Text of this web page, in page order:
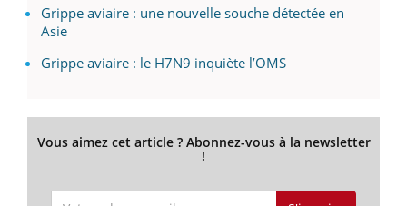
Grippe aviaire : une nouvelle souche détectée en
Asie
Grippe aviaire : le H7N9 inquiète l’OMS
Vous aimez cet article ? Abonnez-vous à la newsletter
!